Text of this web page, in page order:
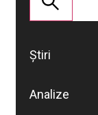
Știri
Analize